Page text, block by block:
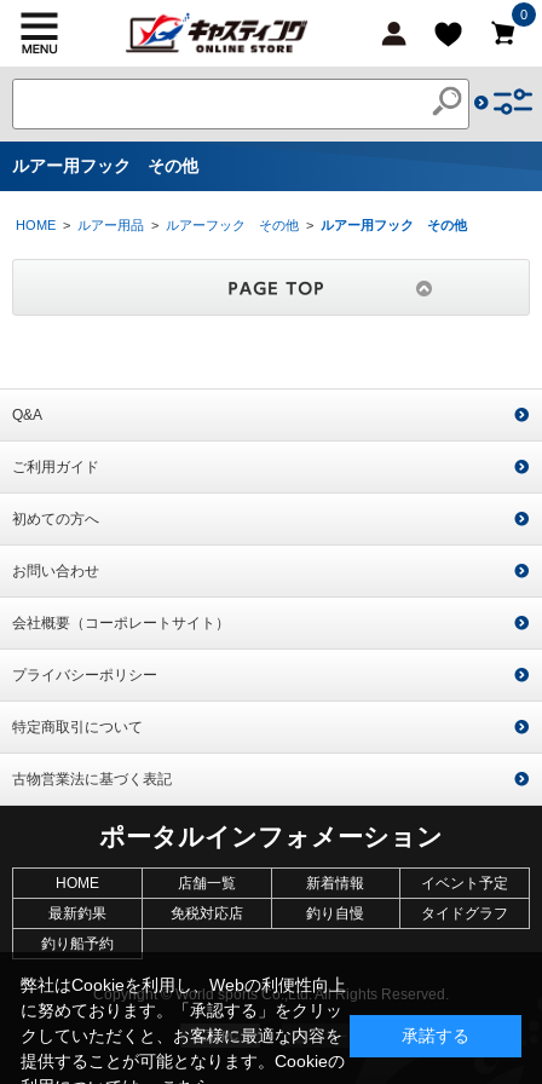
0
ルアー用フック その他
HOME > ルアー用品 > ルアーフック その他 > ルアー用フック その他
Q&A
ご利用ガイド
初めての方へ
お問い合わせ
会社概要（コーポレートサイト）
プライバシーポリシー
特定商取引について
古物営業法に基づく表記
ポータルインフォメーション
HOME 店舗一覧 新着情報
イベント予定
最新釣果
免税対応店 釣り自慢
タイドグラフ
釣り船予約
Copyright © World sports Co.,Ltd. All Rights Reserved.
弊社はCookieを利用し、Webの利便性向上
に努めております。「承認する」をクリッ
クしていただくと、お客様に最適な内容を
提供することが可能となります。Cookieの
承諾する